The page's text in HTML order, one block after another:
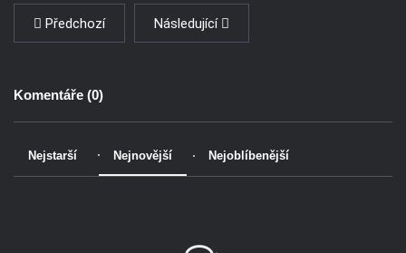
Předchozí Následující
Komentáře (0)
Nejstarší Nejnovější Nejoblíbenější